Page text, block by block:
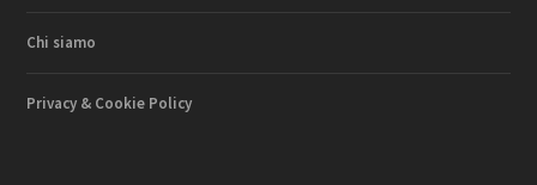
Chi siamo
Privacy & Cookie Policy